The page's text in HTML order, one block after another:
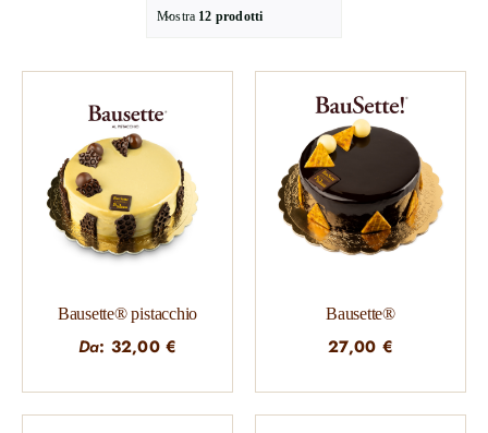
Mostra 12 prodotti
Bausette® pistacchio
Da: 32,00 €
Bausette®
27,00 €